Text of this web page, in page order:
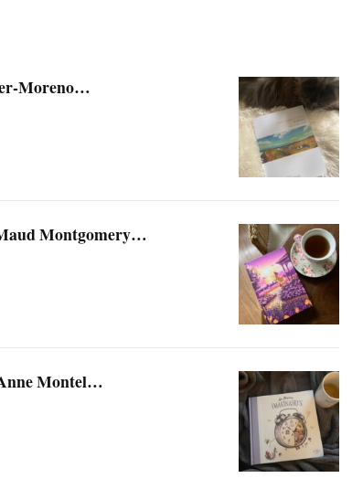
Moreno…
Montgomery…
Montel…